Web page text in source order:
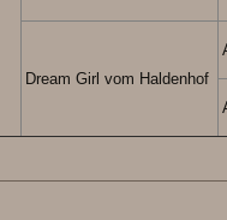
Dream Girl vom Haldenhof